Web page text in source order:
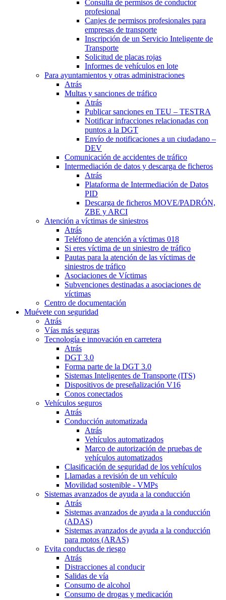
Consulta de permisos de conductor
profesional
Canjes de permisos profesionales para
empresas de transporte
Inscripción de un Servicio Inteligente de
Transporte
Solicitud de placas rojas
Informes de vehículos en lote
Para ayuntamientos y otras administraciones
Atrás
Multas y sanciones de tráfico
Atrás
Publicar sanciones en TEU – TESTRA
Notificar infracciones relacionadas con
puntos a la DGT
Envío de notificaciones a un ciudadano –
DEV
Comunicación de accidentes de tráfico
Intermediación de datos y descarga de ficheros
Atrás
Plataforma de Intermediación de Datos
PID
Descarga de ficheros MOVE/PADRÓN,
ZBE y ARCI
Atención a víctimas de siniestros
Atrás
Teléfono de atención a víctimas 018
Si eres víctima de un siniestro de tráfico
Pautas para la atención de las víctimas de
siniestros de tráfico
Asociaciones de Víctimas
Subvenciones destinadas a asociaciones de
víctimas
Centro de documentación
Muévete con seguridad
Atrás
Vías más seguras
Tecnología e innovación en carretera
Atrás
DGT 3.0
Forma parte de la DGT 3.0
Sistemas Inteligentes de Transporte (ITS)
Dispositivos de preseñalización V16
Conos conectados
Vehículos seguros
Atrás
Conducción automatizada
Atrás
Vehículos automatizados
Marco de autorización de pruebas de
vehículos automatizados
Clasificación de seguridad de los vehículos
Llamadas a revisión de un vehículo
Movilidad sostenible - VMPs
Sistemas avanzados de ayuda a la conducción
Atrás
Sistemas avanzados de ayuda a la conducción
(ADAS)
Sistemas avanzados de ayuda a la conducción
para motos (ARAS)
Evita conductas de riesgo
Atrás
Distracciones al conducir
Salidas de vía
Consumo de alcohol
Consumo de drogas y medicación